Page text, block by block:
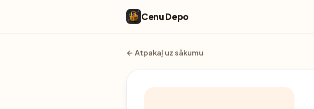
Cenu Depo
← Atpakaļ uz sākumu